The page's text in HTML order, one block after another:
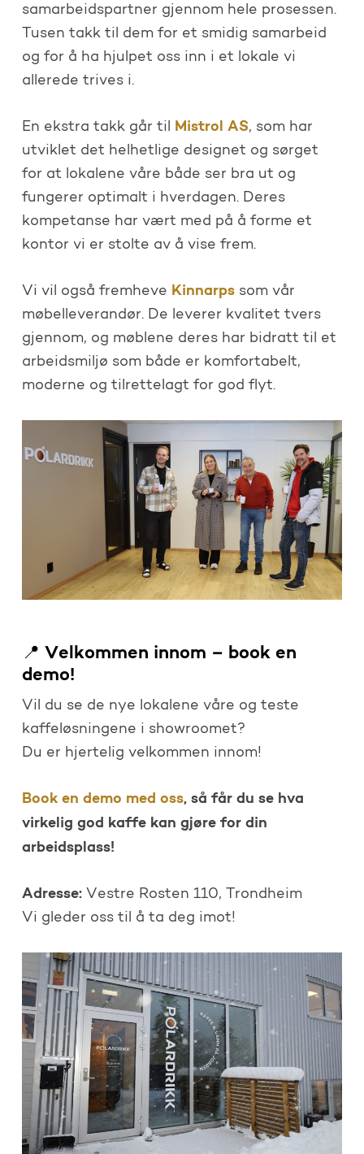
samarbeidspartner gjennom hele prosessen.
Tusen takk til dem for et smidig samarbeid
og for å ha hjulpet oss inn i et lokale vi
allerede trives i.
En ekstra takk går til Mistrol AS, som har
utviklet det helhetlige designet og sørget
for at lokalene våre både ser bra ut og
fungerer optimalt i hverdagen. Deres
kompetanse har vært med på å forme et
kontor vi er stolte av å vise frem.
Vi vil også fremheve Kinnarpssom vår
møbelleverandør. De leverer kvalitet tvers
gjennom, og møblene deres har bidratt til et
arbeidsmiljø som både er komfortabelt,
moderne og tilrettelagt for god flyt.
📍 Velkommen innom – book en
demo!
Vil du se de nye lokalene våre og teste
kaffeløsningene i showroomet?
Du er hjertelig velkommen innom!
Book en demo med oss, så får du se hva
virkelig god kaffe kan gjøre for din
arbeidsplass!
Adresse:Vestre Rosten 110, Trondheim
Vi gleder oss til å ta deg imot!